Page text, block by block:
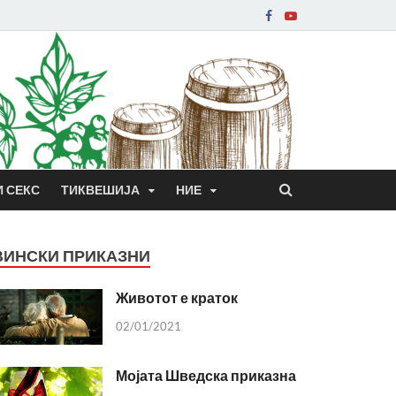
СЕКС ТИКВЕШИЈА НИЕ
ПРИКАЗНИ
Животот е краток
02/01/2021
Мојата Шведска приказна